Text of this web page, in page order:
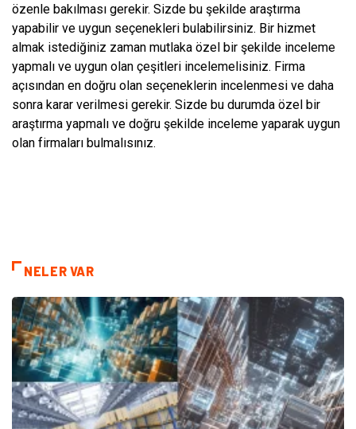
özenle bakılması gerekir. Sizde bu şekilde araştırma
yapabilir ve uygun seçenekleri bulabilirsiniz. Bir hizmet
almak istediğiniz zaman mutlaka özel bir şekilde inceleme
yapmalı ve uygun olan çeşitleri incelemelisiniz. Firma
açısından en doğru olan seçeneklerin incelenmesi ve daha
sonra karar verilmesi gerekir. Sizde bu durumda özel bir
araştırma yapmalı ve doğru şekilde inceleme yaparak uygun
olan firmaları bulmalısınız.
NELER VAR